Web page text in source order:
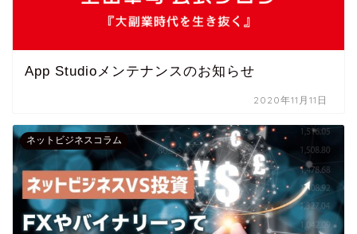
App Studioメンテナンスのお知らせ
2020年11月11日
ネットビジネスコラム